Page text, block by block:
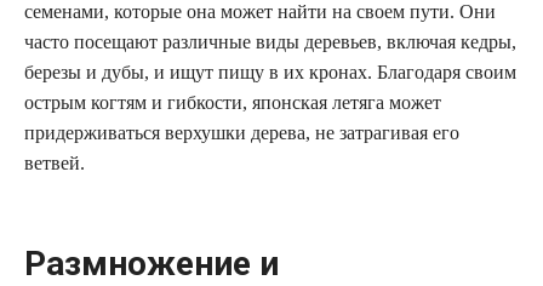
семенами, которые она может найти на своем пути. Они
часто посещают различные виды деревьев, включая кедры,
березы и дубы, и ищут пищу в их кронах. Благодаря своим
острым когтям и гибкости, японская летяга может
придерживаться верхушки дерева, не затрагивая его
ветвей.
Размножение и